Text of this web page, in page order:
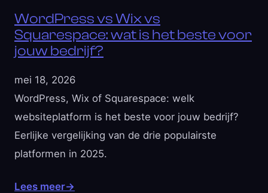
WordPress vs Wix vs
Squarespace: wat is het beste voor
jouw bedrijf?
mei 18, 2026
WordPress, Wix of Squarespace: welk
websiteplatform is het beste voor jouw bedrijf?
Eerlijke vergelijking van de drie populairste
platformen in 2025.
Lees meer→